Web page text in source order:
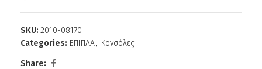
SKU: 2010-08170
Categories: ΕΠΙΠΛΑ, Κονσόλες
Share: